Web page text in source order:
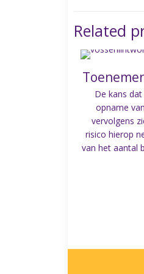
Related
De kans
opname
vervolgens
risico hierop
van het aantal